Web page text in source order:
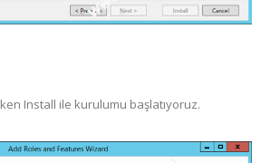
Install ile kurulumu başlatıyoruz.